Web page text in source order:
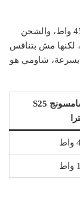
سامسونج S25 ألترا بيدعم الشحن السلكي بقوة 45 واط، والشحن
لكنها مش بتنافس
شاومي هو
سامسونج S25